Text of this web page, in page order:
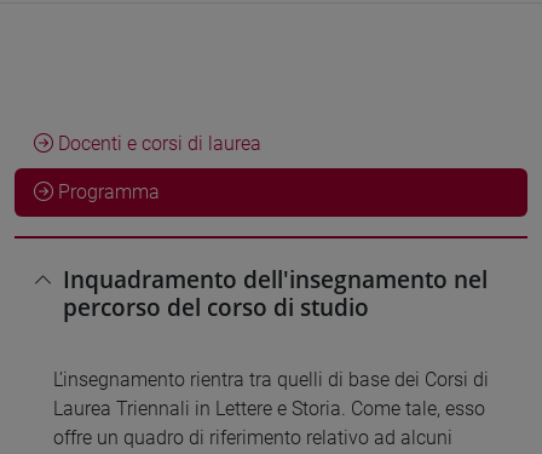
Docenti e corsi di laurea
Programma
Inquadramento dell'insegnamento nel
percorso del corso di studio
L’insegnamento rientra tra quelli di base dei Corsi di
Laurea Triennali in Lettere e Storia. Come tale, esso
offre un quadro di riferimento relativo ad alcuni